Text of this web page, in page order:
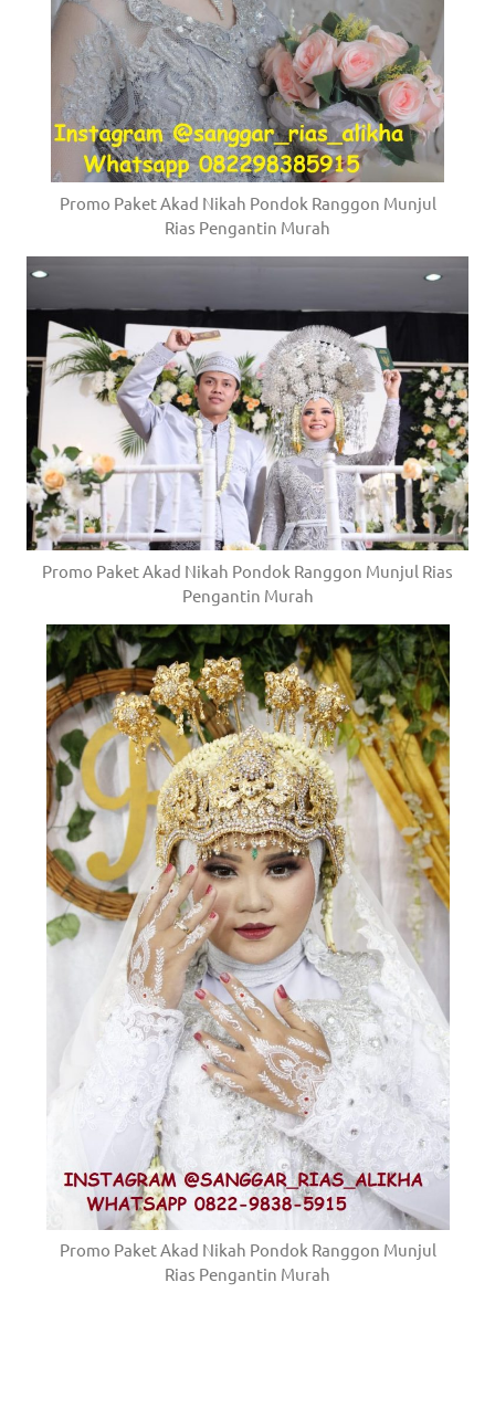
Promo Paket Akad Nikah Pondok Ranggon Munjul
Rias Pengantin Murah
Promo Paket Akad Nikah Pondok Ranggon Munjul Rias
Pengantin Murah
Promo Paket Akad Nikah Pondok Ranggon Munjul
Rias Pengantin Murah